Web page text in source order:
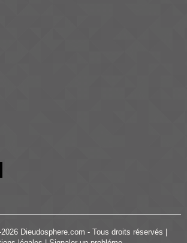
Dieudosphere.com - Tous droits réservés |